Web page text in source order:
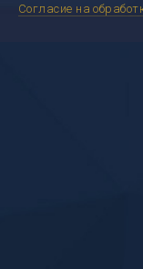
Согласие на